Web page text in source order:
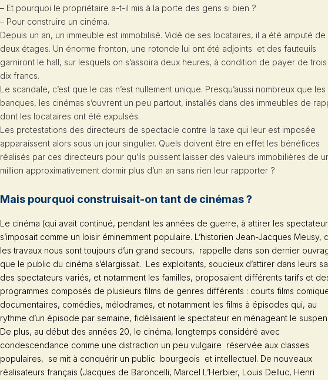
– Et pourquoi le propriétaire a-t-il mis à la porte des gens si bien ?
– Pour construire un cinéma.
Depuis un an, un immeuble est immobilisé. Vidé de ses locataires, il a été amputé de
deux étages. Un énorme fronton, une rotonde lui ont été adjoints et des fauteuils
garniront le hall, sur lesquels on s’assoira deux heures, à condition de payer de trois
dix francs.
Le scandale, c’est que le cas n’est nullement unique. Presqu’aussi nombreux que les
banques, les cinémas s’ouvrent un peu partout, installés dans des immeubles de
dont les locataires ont été expulsés.
Les protestations des directeurs de spectacle contre la taxe qui leur est imposée
apparaissent alors sous un jour singulier. Quels doivent être en effet les bénéfices
réalisés par ces directeurs pour qu’ils puissent laisser des valeurs immobilières de
million approximativement dormir plus d’un an sans rien leur rapporter ?
Mais pourquoi construisait-on tant de cinémas ?
Le cinéma (qui avait continué, pendant les années de guerre, à attirer les
s’imposait comme un loisir éminemment populaire. L’historien Jean-Jacques Meusy,
les travaux nous sont toujours d’un grand secours, rappelle dans son dernier
que le public du cinéma s’élargissait. Les exploitants, soucieux d’attirer dans leurs
des spectateurs variés, et notamment les familles, proposaient différents tarifs et
programmes composés de plusieurs films de genres différents : courts films
documentaires, comédies, mélodrames, et notamment les films à épisodes qui, au
rythme d’un épisode par semaine, fidélisaient le spectateur en ménageant le
De plus, au début des années 20, le cinéma, longtemps considéré avec
condescendance comme une distraction un peu vulgaire réservée aux classes
populaires, se mit à conquérir un public bourgeois et intellectuel. De nouveaux
réalisateurs français (Jacques de Baroncelli, Marcel L’Herbier, Louis Delluc, Henri